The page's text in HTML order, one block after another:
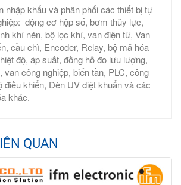
nhập khẩu và phân phối các thiết bị tự
động cơ hộp số, bơm thủy lực,
khí nén, bộ lọc khí, van điện từ, Van
cầu chì, Encoder, Relay, bộ mã hóa
độ, áp suất, đồng hồ đo lưu lượng,
van công nghiệp, biến tần, PLC, công
điều khiển, Đèn UV diệt khuẩn và các
khác.
QUAN